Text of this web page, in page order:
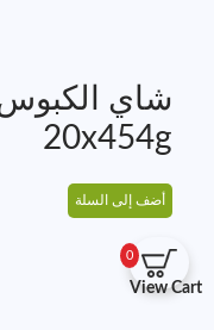
0
View Cart
شاي الكبوس
20x454g
أضف إلى السلة